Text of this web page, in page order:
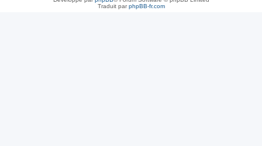
Traduit parphpBB-fr.com